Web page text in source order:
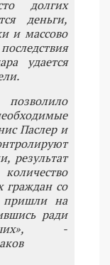
долгих
деньги,
и массово
удается
Паслер и
результат
граждан со
пришли на
ради
-